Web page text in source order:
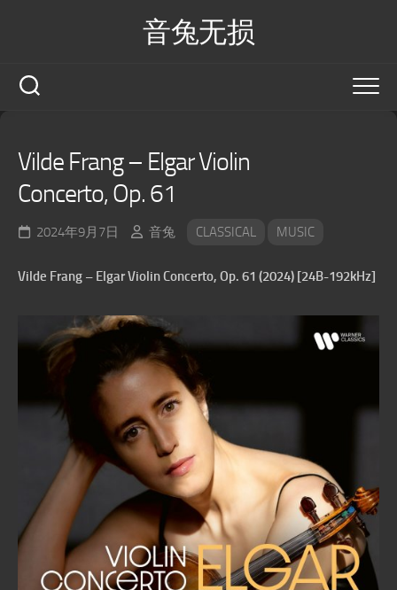
音兔无损
Vilde Frang – Elgar Violin
Concerto, Op. 61
2024年9月7日 音兔 CLASSICAL MUSIC
Vilde Frang – Elgar Violin Concerto, Op. 61 (2024) [24B-192kHz]